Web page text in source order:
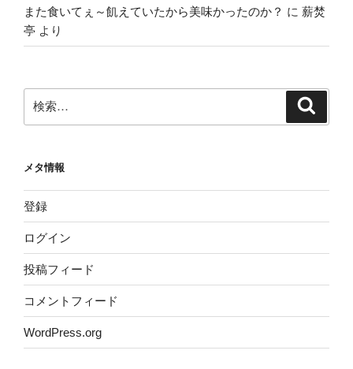
また食いてぇ～飢えていたから美味かったのか？ に 薪焚
亭 より
索:
メタ情報
登録
ログイン
投稿フィード
コメントフィード
WordPress.org